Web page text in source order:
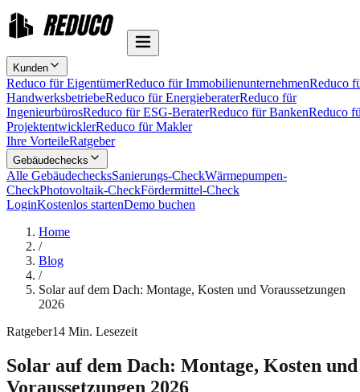
Kunden
Reduco für EigentümerReduco für ImmobilienunternehmenReduco
HandwerksbetriebeReduco für EnergieberaterReduco für
IngenieurbürosReduco für ESG-BeraterReduco für BankenReduco
ProjektentwicklerReduco für Makler
Ihre VorteileRatgeber
Gebäudechecks
Alle GebäudechecksSanierungs-CheckWärmepumpen-
CheckPhotovoltaik-CheckFördermittel-Check
LoginKostenlos startenDemo buchen
Home
/
Blog
/
Solar auf dem Dach: Montage, Kosten und Voraussetzungen
2026
Ratgeber14 Min. Lesezeit
Solar auf dem Dach: Montage, Kosten und
Voraussetzungen 2026